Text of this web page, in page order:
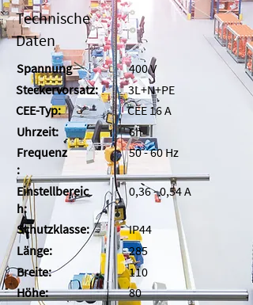
Technische
Daten
Spannung
Steckervorsatz:
CEE-Typ:
Uhrzeit:
Frequenz
:
Einstellbereic
h:
Schutzklasse:
Länge:
Breite:
Höhe:
400 V
3L+N+PE
CEE 16 A
6h
50 - 60 Hz
0,36 - 0,54 A
IP44
285
110
80